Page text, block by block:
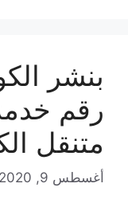
رقم
متنقل
أغسطس 9, 2020